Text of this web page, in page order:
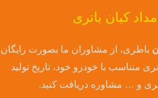
کیان باتری
باطری، از مشاوران ما بصورت رایگان
متناسب با خودرو خود، تاریخ تولید
و … مشاوره دریافت کنید.